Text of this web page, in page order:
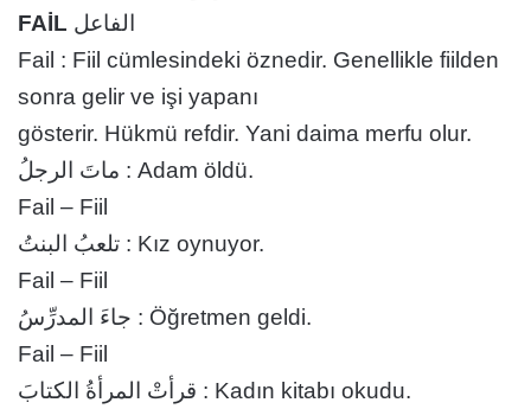
FAİL الفاعل
Fail : Fiil cümlesindeki öznedir. Genellikle fiilden
sonra gelir ve işi yapanı
gösterir. Hükmü refdir. Yani daima merfu olur.
ماتَ الرجلُ : Adam öldü.
Fail – Fiil
تلعبُ البنتُ : Kız oynuyor.
Fail – Fiil
جاءَ المدرِّسُ : Öğretmen geldi.
Fail – Fiil
قرأتْ المرأةُ الكتابَ : Kadın kitabı okudu.